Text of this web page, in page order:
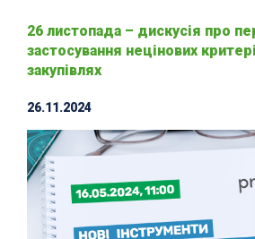
26 листопада – дискусія про
застосування нецінових
закупівлях
26.11.2024